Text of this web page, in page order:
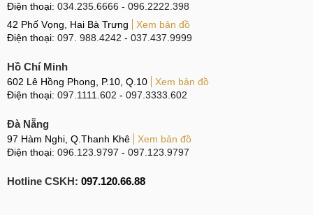
Cụ thể, lỗi phần mềm khiến cho OPPO A54s hỏng nguồn
cần kiểm tra gồm có:
Hệ điều hành đã quá cũ và không còn được hỗ trợ
nữa.
Hệ thống bị quá tải do phải xử lý quá nhiều tác vụ, ứng
dụng cùng một lúc.
Ứng dụng độc hại khiến điện thoại OPPO A54s của
bạn buộc phải tự tắt nguồn để giữ an toàn.
Xung đột phần mềm khiến OPPO A54s sập nguồn đột
Điện thoại: 034.235.6666 - 096.2222.398
42 Phố Vọng, Hai Bà Trưng
Xem bản đồ
Điện thoại: 097. 988.4242 - 037.437.9999
Hồ Chí Minh
602 Lê Hồng Phong, P.10, Q.10
Xem bản đồ
Điện thoại: 097.1111.602 - 097.3333.602
Đà Nẵng
97 Hàm Nghi, Q.Thanh Khê
Xem bản đồ
Điện thoại: 096.123.9797 - 097.123.9797
Hotline CSKH: 097.120.66.88